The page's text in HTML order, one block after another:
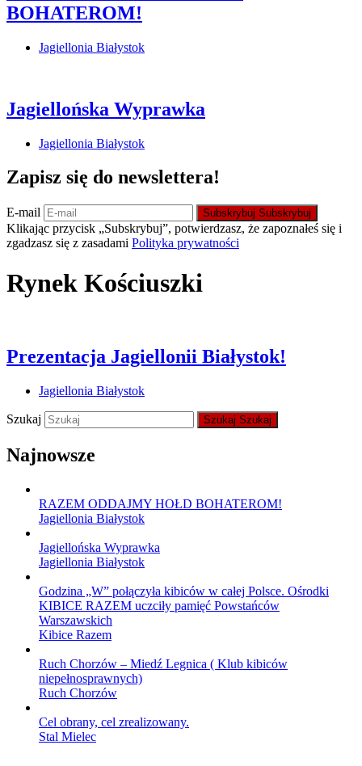
BOHATEROM!
Jagiellonia Białystok
Jagiellońska Wyprawka
Jagiellonia Białystok
Zapisz się do newslettera!
E-mail Subskrybuj Subskrybuj
Klikając przycisk „Subskrybuj”, potwierdzasz, że zapoznałeś się i
zgadzasz się z zasadami Polityka prywatności
Rynek Kościuszki
Prezentacja Jagiellonii Białystok!
Jagiellonia Białystok
Szukaj Szukaj Szukaj
Najnowsze
RAZEM ODDAJMY HOŁD BOHATEROM!
Jagiellonia Białystok
Jagiellońska Wyprawka
Jagiellonia Białystok
Godzina „W” połączyła kibiców w całej Polsce. Ośrodki
KIBICE RAZEM uczciły pamięć Powstańców
Warszawskich
Kibice Razem
Ruch Chorzów – Miedź Legnica ( Klub kibiców
niepełnosprawnych)
Ruch Chorzów
Cel obrany, cel zrealizowany.
Stal Mielec